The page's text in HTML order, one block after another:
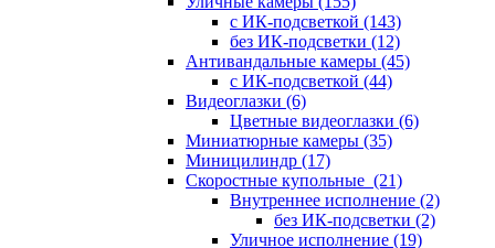
с ИК-подсветкой (143)
без ИК-подсветки (12)
Антивандальные камеры (45)
с ИК-подсветкой (44)
Видеоглазки (6)
Цветные видеоглазки (6)
Миниатюрные камеры (35)
Миницилиндр (17)
Скоростные купольные (21)
Внутреннее исполнение (2)
без ИК-подсветки (2)
Уличное исполнение (19)